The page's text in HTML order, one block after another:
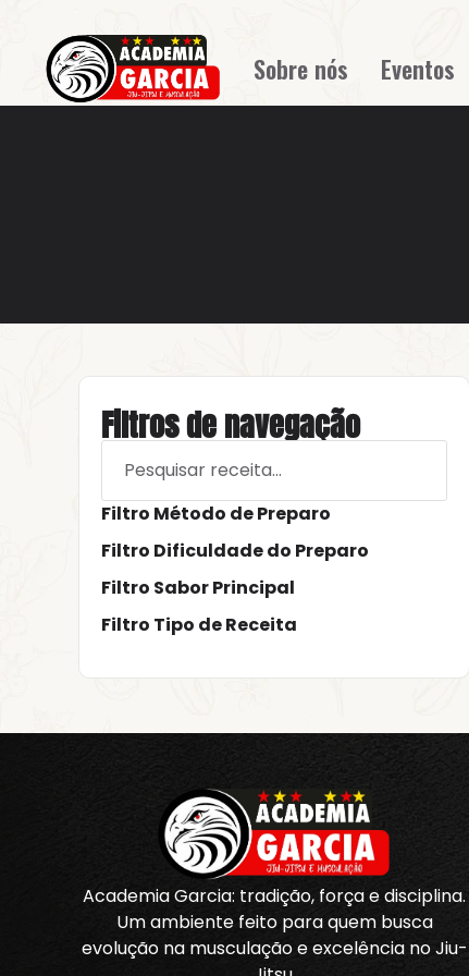
Sobre nós Eventos
Filtros de navegação
Filtro Método de Preparo
Filtro Dificuldade do Preparo
Filtro Sabor Principal
Filtro Tipo de Receita
Academia Garcia: tradição, força e disciplina.
Um ambiente feito para quem busca
evolução na musculação e excelência no Jiu-